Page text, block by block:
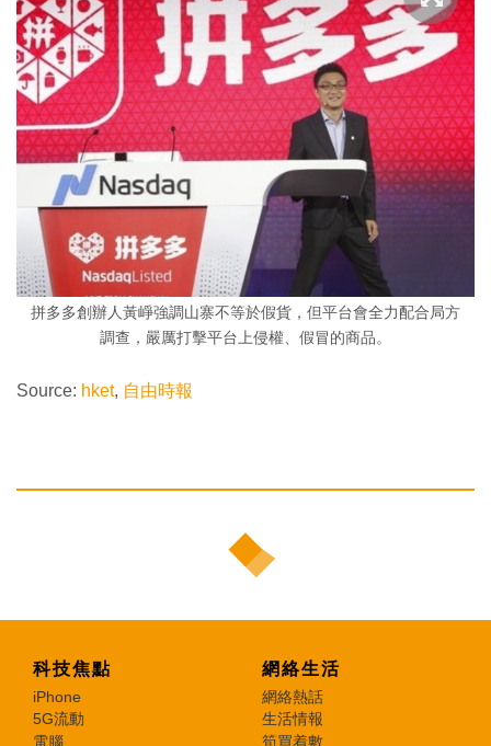
拼多多創辦人黃崢強調山寨不等於假貨，但平台會全力配合局方
調查，嚴厲打擊平台上侵權、假冒的商品。
Source: hket, 自由時報
科技焦點
iPhone
5G流動
電腦
網絡生活
網絡熱話
生活情報
筍買着數